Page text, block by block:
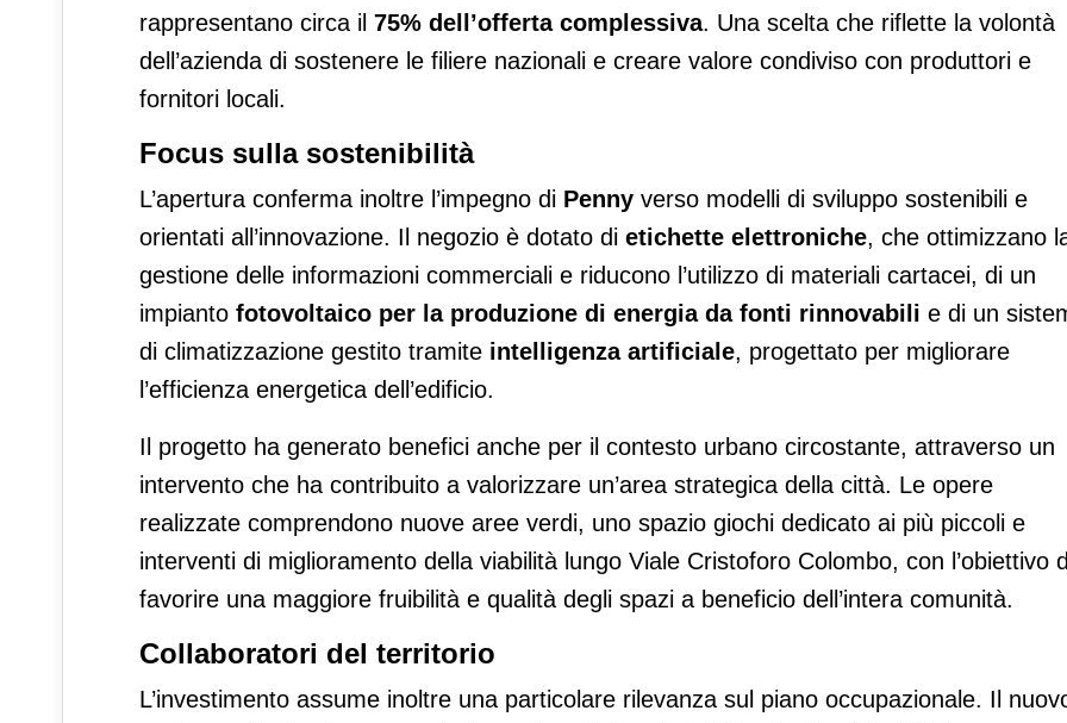
rappresentano circa il 75% dell’offerta complessiva. Una scelta che riflette la volontà
dell’azienda di sostenere le filiere nazionali e creare valore condiviso con produttori e
fornitori locali.
Focus sulla sostenibilità
L’apertura conferma inoltre l’impegno di Penny verso modelli di sviluppo sostenibili e
orientati all’innovazione. Il negozio è dotato di etichette elettroniche, che ottimizzano
gestione delle informazioni commerciali e riducono l’utilizzo di materiali cartacei, di un
impianto fotovoltaico per la produzione di energia da fonti rinnovabili e di un
di climatizzazione gestito tramite intelligenza artificiale, progettato per migliorare
l’efficienza energetica dell’edificio.
Il progetto ha generato benefici anche per il contesto urbano circostante, attraverso un
intervento che ha contribuito a valorizzare un’area strategica della città. Le opere
realizzate comprendono nuove aree verdi, uno spazio giochi dedicato ai più piccoli e
interventi di miglioramento della viabilità lungo Viale Cristoforo Colombo, con l’obiettivo
favorire una maggiore fruibilità e qualità degli spazi a beneficio dell’intera comunità.
Collaboratori del territorio
L’investimento assume inoltre una particolare rilevanza sul piano occupazionale. Il